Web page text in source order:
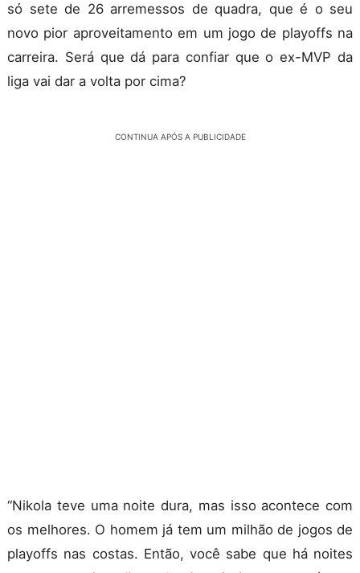
só sete de 26 arremessos de quadra, que é o seu
novo pior aproveitamento em um jogo de playoffs na
carreira. Será que dá para confiar que o ex-MVP da
liga vai dar a volta por cima?
CONTINUA APÓS A PUBLICIDADE
“Nikola teve uma noite dura, mas isso acontece com
os melhores. O homem já tem um milhão de jogos de
playoffs nas costas. Então, você sabe que há noites